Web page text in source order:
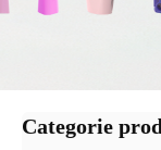
Categorie